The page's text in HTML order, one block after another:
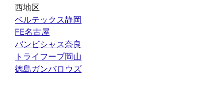
西地区
ベルテックス静岡
FE名古屋
バンビシャス奈良
トライフープ岡山
徳島ガンバロウズ